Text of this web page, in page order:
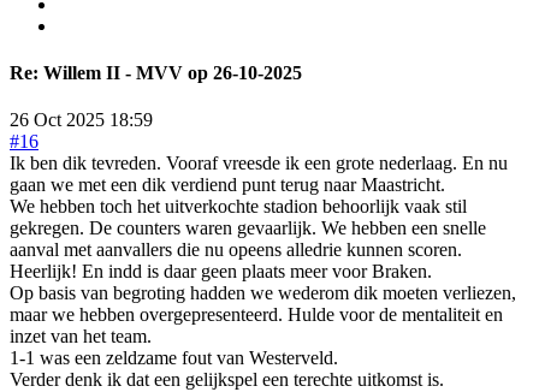
Re: Willem II - MVV op 26-10-2025
26 Oct 2025 18:59
#16
Ik ben dik tevreden. Vooraf vreesde ik een grote nederlaag. En nu
gaan we met een dik verdiend punt terug naar Maastricht.
We hebben toch het uitverkochte stadion behoorlijk vaak stil
gekregen. De counters waren gevaarlijk. We hebben een snelle
aanval met aanvallers die nu opeens alledrie kunnen scoren.
Heerlijk! En indd is daar geen plaats meer voor Braken.
Op basis van begroting hadden we wederom dik moeten verliezen,
maar we hebben overgepresenteerd. Hulde voor de mentaliteit en
inzet van het team.
1-1 was een zeldzame fout van Westerveld.
Verder denk ik dat een gelijkspel een terechte uitkomst is.